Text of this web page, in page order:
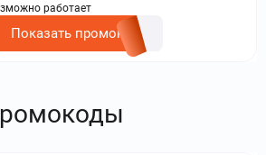
работает
Показать промокод